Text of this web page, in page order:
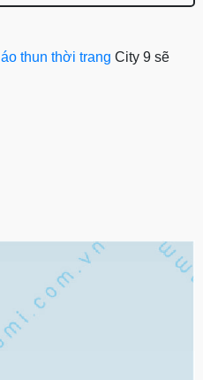
áo thun thời trang City 9 sẽ